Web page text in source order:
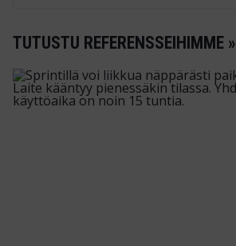
TUTUSTU REFERENSSEIHIMME »